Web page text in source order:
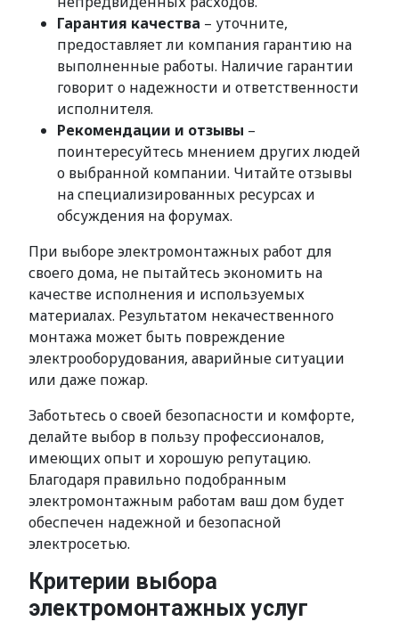
Гарантия качества – уточните,
предоставляет ли компания гарантию на
выполненные работы. Наличие гарантии
говорит о надежности и ответственности
исполнителя.
Рекомендации и отзывы –
поинтересуйтесь мнением других людей
о выбранной компании. Читайте отзывы
на специализированных ресурсах и
обсуждения на форумах.
При выборе электромонтажных работ для
своего дома, не пытайтесь экономить на
качестве исполнения и используемых
материалах. Результатом некачественного
монтажа может быть повреждение
электрооборудования, аварийные ситуации
или даже пожар.
Заботьтесь о своей безопасности и комфорте,
делайте выбор в пользу профессионалов,
имеющих опыт и хорошую репутацию.
Благодаря правильно подобранным
электромонтажным работам ваш дом будет
обеспечен надежной и безопасной
электросетью.
Критерии выбора
электромонтажных услуг